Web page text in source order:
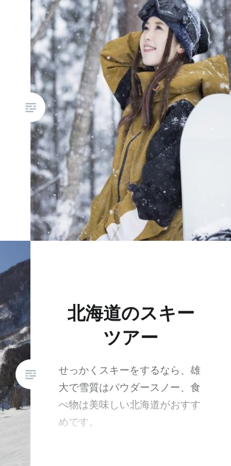
北海道のスキー
ツアー
せっかくスキーをするなら、雄
大で雪質はパウダースノー、食
べ物は美味しい北海道がおすす
めです。